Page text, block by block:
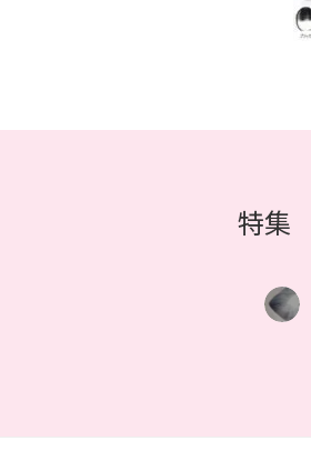
特集